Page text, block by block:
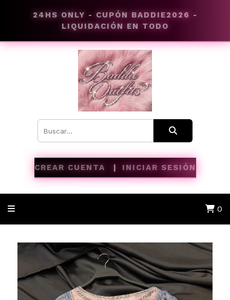
24HS ONLY - CUPÓN BADDIE2026 -
LIQUIDACIÓN EN TODO
CREAR CUENTA INICIAR SESIÓN
0